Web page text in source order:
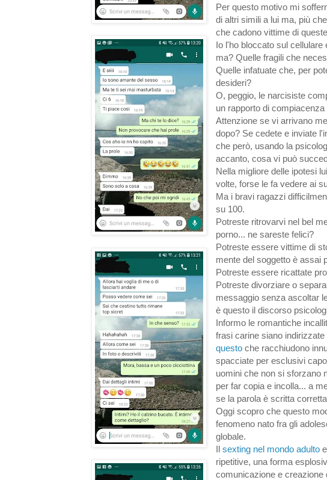
Per questo motivo mi
di altri simili a lui ma, più
che cadono vittime di
Io l'ho bloccato sul
ma? Quelle fragili che
Quelle infatuate che, per
desideri?
O, peggio, le narcisiste
un rapporto di
Attenzione se vi arrivano
dopo? Se cedete e inviate
che però, usando la
accanto, cosa vi può
Nella migliore delle ipotesi
volte, forse le fa vedere ai
Ma i bravi ragazzi
su 100.
Potreste ritrovarvi nel bel
porno... ne sareste felici?
Potreste essere vittime di
mente del soggetto è assai
Potreste essere ricattate
Potreste divorziare o
messaggio senza ascoltar
è questo il discorso
Informo le romantiche
frasi carine siano
questo che racchiudono
spacciate per esclusivi
uomini che non si sforzano
per far copia e incolla... a
se la parola è scritta
Oggi scopro che questo
fenomeno nato fra gli
globale.
Ilsexting nel mondo adulto
ripetitive, una forma
comunicazione e creazione